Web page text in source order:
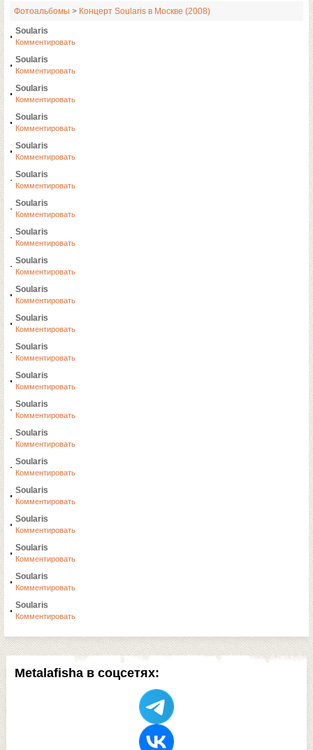
Metalafisha в соцсетях:
Фотоальбомы > Концерт Soularis в Москве (2008)
Soularis
Комментировать
Soularis
Комментировать
Soularis
Комментировать
Soularis
Комментировать
Soularis
Комментировать
Soularis
Комментировать
Soularis
Комментировать
Soularis
Комментировать
Soularis
Комментировать
Soularis
Комментировать
Soularis
Комментировать
Soularis
Комментировать
Soularis
Комментировать
Soularis
Комментировать
Soularis
Комментировать
Soularis
Комментировать
Soularis
Комментировать
Soularis
Комментировать
Soularis
Комментировать
Soularis
Комментировать
Soularis
Комментировать